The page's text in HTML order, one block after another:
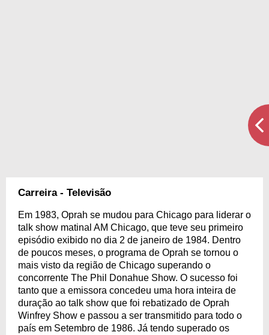
Carreira - Televisão
Em 1983, Oprah se mudou para Chicago para liderar o
talk show matinal AM Chicago, que teve seu primeiro
episódio exibido no dia 2 de janeiro de 1984. Dentro
de poucos meses, o programa de Oprah se tornou o
mais visto da região de Chicago superando o
concorrente The Phil Donahue Show. O sucesso foi
tanto que a emissora concedeu uma hora inteira de
duração ao talk show que foi rebatizado de Oprah
Winfrey Show e passou a ser transmitido para todo o
país em Setembro de 1986. Já tendo superado os